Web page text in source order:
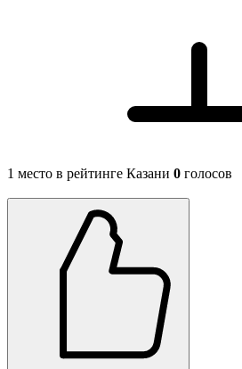
1 место в рейтинге Казани 0 голосов